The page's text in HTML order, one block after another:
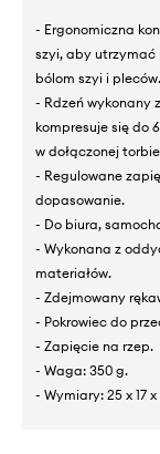
- Ergonomiczna
szyi, aby utrzymać
bólom szyi i pleców.
- Rdzeń wykonany
kompresuje się do
w dołączonej
- Regulowane
dopasowanie.
- Do biura,
- Wykonana z
materiałów.
- Zdejmowany
- Pokrowiec do
- Zapięcie na rzep.
- Waga: 350 g.
- Wymiary: 25 x 17 x